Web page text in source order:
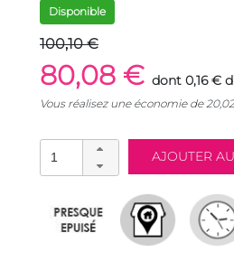
Disponible
100,10 €
80,08 € dont 0,16 €
Vous réalisez une économie de20,02